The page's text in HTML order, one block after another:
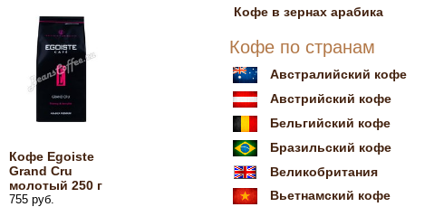
Кофе Egoiste
Grand Cru
молотый 250 г
755 руб.
Кофе в зернах арабика
Кофе по странам
Австралийский кофе
Австрийский кофе
Бельгийский кофе
Бразильский кофе
Великобритания
Вьетнамский кофе